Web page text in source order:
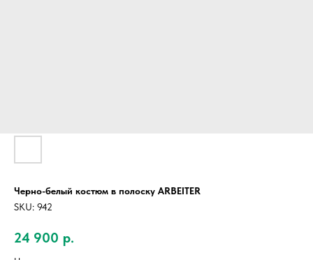
Черно-белый костюм в полоску ARBEITER
SKU: 942
24 900 р.